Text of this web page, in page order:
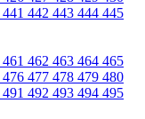
441 442 443 444 445
461 462 463 464 465
476 477 478 479 480
491 492 493 494 495